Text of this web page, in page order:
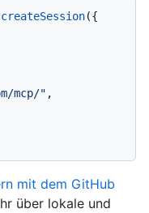
createSession({
mcp/" ,
mit dem GitHub
über lokale und